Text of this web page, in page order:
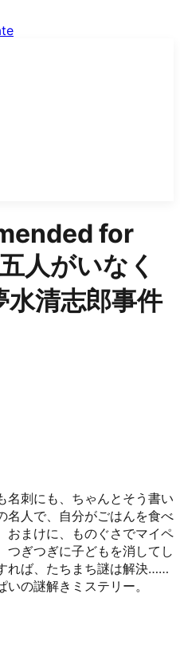
for
人がいなく
清志郎事件
名刺にも、ちゃんとそう書い
名人で、自分がごはんを食べ
おまけに、ものぐさでマイペ
つぎつぎに子どもを消してし
れば、たちまち謎は解決……
の謎解きミステリー。